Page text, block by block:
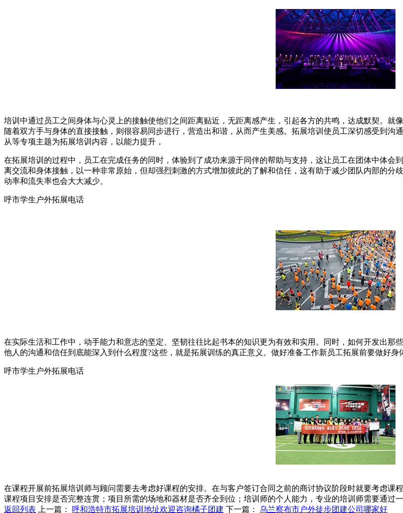
培训中通过员工之间身体与心灵上的接触使他们之间距离贴近，无距离感产生，引起各方的共鸣，达成默契。
随着双方手与身体的直接接触，则很容易同步进行，营造出和谐，从而产生美感。拓展培训使员工深切感受到沟
从等专项主题为拓展培训内容，以能力提升，
在拓展培训的过程中，员工在完成任务的同时，体验到了成功来源于同伴的帮助与支持，这让员工在团体中体
离交流和身体接触，以一种非常原始，但却强烈刺激的方式增加彼此的了解和信任，这有助于减少团队内部的
动率和流失率也会大大减少。
呼市学生户外拓展电话
在实际生活和工作中，动手能力和意志的坚定、坚韧往往比起书本的知识更为有效和实用。同时，如何开发出
他人的沟通和信任到底能深入到什么程度?这些，就是拓展训练的真正意义。做好准备工作新员工拓展前要做好
呼市学生户外拓展电话
在课程开展前拓展培训师与顾问需要去考虑好课程的安排。在与客户签订合同之前的商讨协议阶段时就要考虑课
课程项目安排是否完整连贯；项目所需的场地和器材是否齐全到位；培训师的个人能力，专业的培训师需要通过
返回列表
上一篇： 呼和浩特市拓展培训地址欢迎咨询橘子团建 下一篇： 乌兰察布市户外徒步团建公司哪家好